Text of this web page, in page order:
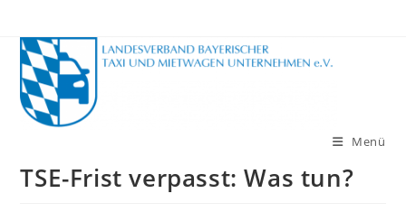
Inhalt
springen
Menü
TSE-Frist verpasst: Was tun?